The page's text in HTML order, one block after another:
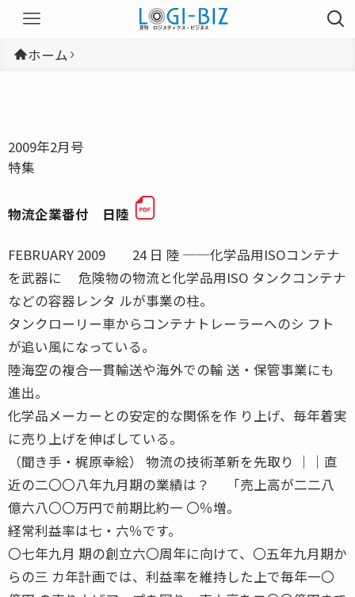
ホーム
2009年2月号
特集
物流企業番付 日陸
FEBRUARY 2009 24 日 陸 ──化学品用ISOコンテナ
を武器に 危険物の物流と化学品用ISO タンクコンテナ
などの容器レンタ ルが事業の柱。
タンクローリー車からコンテナトレーラーへのシ フト
が追い風になっている。
陸海空の複合一貫輸送や海外での輸 送・保管事業にも
進出。
化学品メーカーとの安定的な関係を作 り上げ、毎年着実
に売り上げを伸ばしている。
（聞き手・梶原幸絵） 物流の技術革新を先取り ││直
近の二〇〇八年九月期の業績は？ 「売上高が二二八
億六八〇〇万円で前期比約一 〇％増。
経常利益率は七・六％です。
〇七年九月 期の創立六〇周年に向けて、〇五年九月期か
らの三 カ年計画では、利益率を維持した上で毎年一〇